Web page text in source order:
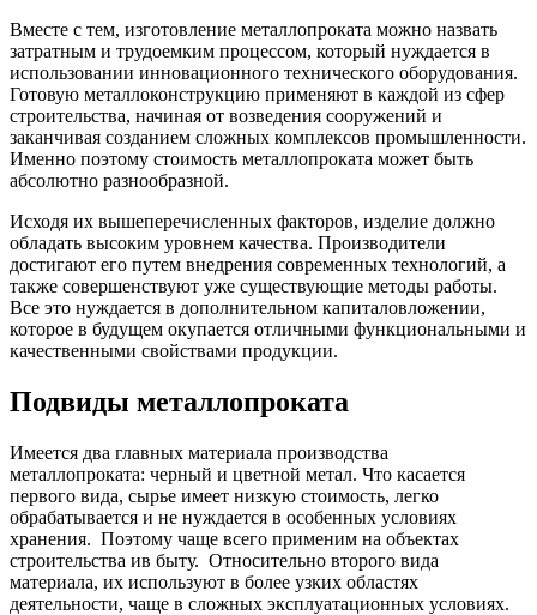
Вместе с тем, изготовление металлопроката можно назвать
затратным и трудоемким процессом, который нуждается в
использовании инновационного технического оборудования.
Готовую металлоконструкцию применяют в каждой из сфер
строительства, начиная от возведения сооружений и
заканчивая созданием сложных комплексов промышленности.
Именно поэтому стоимость металлопроката может быть
абсолютно разнообразной.
Исходя их вышеперечисленных факторов, изделие должно
обладать высоким уровнем качества. Производители
достигают его путем внедрения современных технологий, а
также совершенствуют уже существующие методы работы.
Все это нуждается в дополнительном капиталовложении,
которое в будущем окупается отличными функциональными и
качественными свойствами продукции.
Подвиды металлопроката
Имеется два главных материала производства
металлопроката: черный и цветной метал. Что касается
первого вида, сырье имеет низкую стоимость, легко
обрабатывается и не нуждается в особенных условиях
хранения. Поэтому чаще всего применим на объектах
строительства ив быту. Относительно второго вида
материала, их используют в более узких областях
деятельности, чаще в сложных эксплуатационных условиях.